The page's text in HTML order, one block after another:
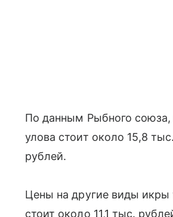
По данным Рыбного союза,
улова стоит около 15,8
рублей.
Цены на другие виды
стоит около 11,1 тыс.